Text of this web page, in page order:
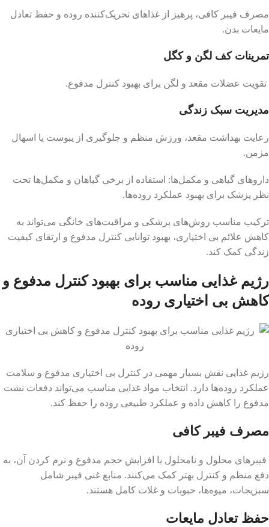
مصرف فیبر کافی، پرهیز از غذاهای تحریک‌کننده روده و حفظ تعادل
مایعات بدن.
تمرینات کف لگن و کگل
تقویت عضلات مقعد و لگن برای بهبود کنترل مدفوع.
مدیریت سبک زندگی
رعایت بهداشت مقعد، ورزش منظم و جلوگیری از یبوست یا اسهال
مزمن.
داروهای گیاهی و مکمل‌ها: استفاده از برخی گیاهان و مکمل‌ها تحت
نظر پزشک برای بهبود عملکرد روده‌ها.
ترکیب مناسب روش‌های پزشکی و مراقبت‌های خانگی می‌تواند به
کاهش علائم بی اختیاری، بهبود توانایی کنترل مدفوع و ارتقای کیفیت
زندگی کمک کند.
رژیم غذایی مناسب برای بهبود کنترل مدفوع و
کاهش بی اختیاری روده
رژیم غذایی نقش بسیار مهمی در کنترل بی اختیاری مدفوع و سلامت
عملکرد روده‌ها دارد. انتخاب مواد غذایی مناسب می‌تواند دفعات نشت
مدفوع را کاهش داده و عملکرد طبیعی روده را حفظ کند.
مصرف فیبر کافی
فیبرهای محلول و نامحلول با افزایش حجم مدفوع و نرم کردن آن، به
دفع منظم و کنترل بهتر کمک می‌کنند. منابع غنی فیبر شامل
سبزیجات، میوه‌ها، حبوبات و غلات کامل هستند.
حفظ تعادل مایعات